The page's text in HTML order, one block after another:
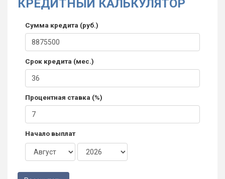
КРЕДИТНЫЙ КАЛЬКУЛЯТОР
Сумма кредита (руб.)
Срок кредита (мес.)
Процентная ставка (%)
Начало выплат